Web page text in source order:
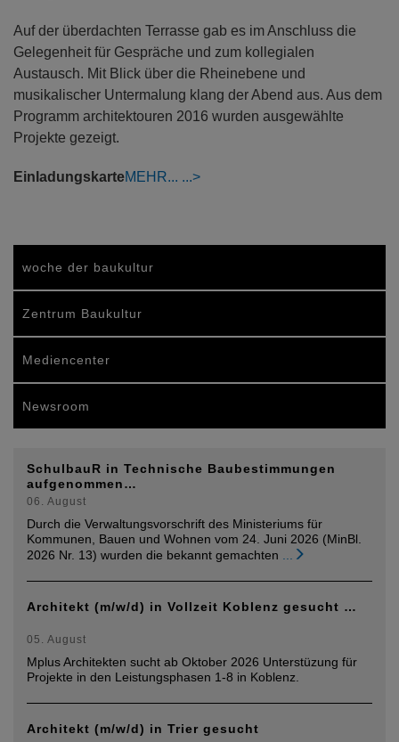
Auf der überdachten Terrasse gab es im Anschluss die
Gelegenheit für Gespräche und zum kollegialen
Austausch. Mit Blick über die Rheinebene und
musikalischer Untermalung klang der Abend aus. Aus dem
Programm architektouren 2016 wurden ausgewählte
Projekte gezeigt.
EinladungskarteMEHR...
woche der baukultur
Zentrum Baukultur
Mediencenter
Newsroom
SchulbauR in Technische Baubestimmungen
aufgenommen…
06. August
Durch die Verwaltungsvorschrift des Ministeriums für
Kommunen, Bauen und Wohnen vom 24. Juni 2026 (MinBl.
2026 Nr. 13) wurden die bekannt gemachten
Architekt (m/w/d) in Vollzeit Koblenz gesucht …
05. August
Mplus Architekten sucht ab Oktober 2026 Unterstüzung für
Projekte in den Leistungsphasen 1-8 in Koblenz.
Architekt (m/w/d) in Trier gesucht